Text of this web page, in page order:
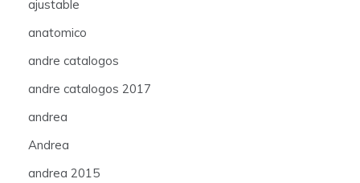
ajustable
anatomico
andre catalogos
andre catalogos 2017
andrea
Andrea
andrea 2015